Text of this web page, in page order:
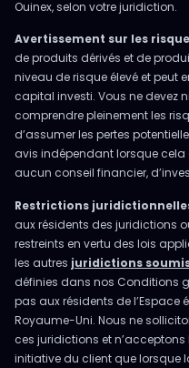
Ouinex, selon votre juridiction.
Avertissement sur les
de produits dérivés et de
niveau de risque élevé et peut
capital investi. Vous ne devez
comprendre pleinement les
d’assumer les pertes
avis indépendant lorsque cela
aucun conseil financier,
Restrictions
aux résidents des juridictions
restreints en vertu des lois
les autres juridictions
définies dans nos Conditions
pas aux résidents de l’Espace
Royaume-Uni. Nous ne
ces juridictions et
initiative du client que lorsque